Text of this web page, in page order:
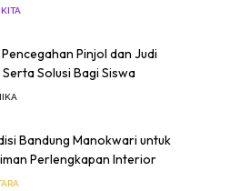
Pinjol dan Judi
Solusi Bagi Siswa
Bandung Manokwari untuk
Perlengkapan Interior